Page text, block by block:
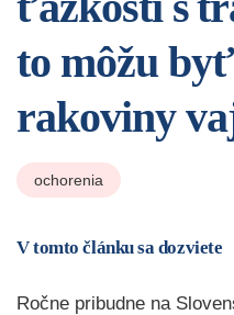
to môžu
rakoviny
ochorenia
V tomto článku sa dozviete
Ročne pribudne na